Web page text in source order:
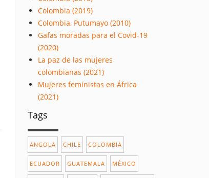
Colombia (2019)
Colombia, Putumayo (2010)
Gafas moradas para el Covid-19
(2020)
La paz de las mujeres
colombianas (2021)
Mujeres feministas en África
(2021)
Tags
ANGOLA CHILE COLOMBIA
ECUADOR GUATEMALA MÉXICO